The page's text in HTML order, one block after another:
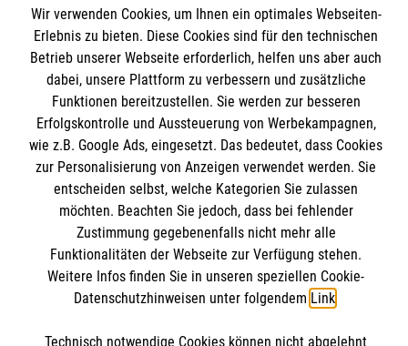
Unsere Kurse
Mitarbeiten
Wir Malteser
Informationen
Kontakt
Pressestelle
Impressum
Datenschutz
Malteser online
Malteserorden
Malteser Jugend
Malteser International
Sharepoint
Spendenkonto
Empfänger: Malteser Hilfsdienst e.V.
IBAN: DE103 7060 120 120 120 0001 2
Wir verwenden Cookies, um Ihnen ein optimales Webseiten-
Erlebnis zu bieten. Diese Cookies sind für den technischen
Betrieb unserer Webseite erforderlich, helfen uns aber auch
dabei, unsere Plattform zu verbessern und zusätzliche
Funktionen bereitzustellen. Sie werden zur besseren
Erfolgskontrolle und Aussteuerung von Werbekampagnen,
wie z.B. Google Ads, eingesetzt. Das bedeutet, dass Cookies
zur Personalisierung von Anzeigen verwendet werden. Sie
entscheiden selbst, welche Kategorien Sie zulassen
möchten. Beachten Sie jedoch, dass bei fehlender
Zustimmung gegebenenfalls nicht mehr alle
Funktionalitäten der Webseite zur Verfügung stehen.
Weitere Infos finden Sie in unseren speziellen Cookie-
Datenschutzhinweisen unter folgendem Link.
Technisch notwendige Cookies können nicht abgelehnt